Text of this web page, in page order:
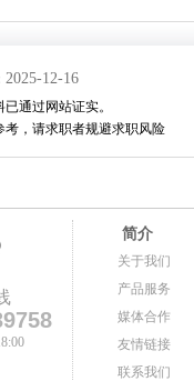
2025-12-16
通过网站证实。
考，请求职者规避求职风险
简介
关于我们
产品服务
媒体合作
友情链接
联系我们